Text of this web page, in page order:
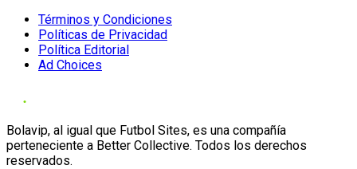
Términos y Condiciones
Políticas de Privacidad
Política Editorial
Ad Choices
Bolavip, al igual que Futbol Sites, es una compañía
perteneciente a Better Collective. Todos los derechos
reservados.